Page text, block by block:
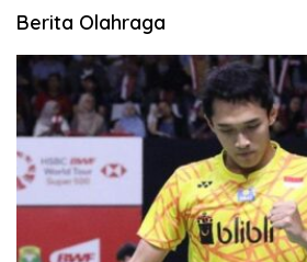
Berita Olahraga